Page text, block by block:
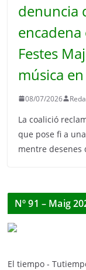
denuncia
encadena
Festes
música
08/07/2026
La coalició
que pose fi a
mentre
Nº 91 – Maig
El tiempo -